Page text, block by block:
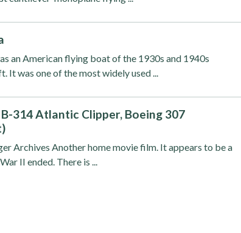
an American flying boat of the 1930s and 1940s
was one of the most widely used ...
314 Atlantic Clipper, Boeing 307
Archives Another home movie film. It appears to be a
II ended. There is ...